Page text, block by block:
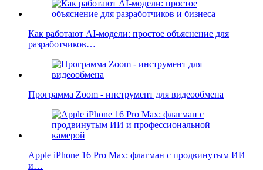
Как работают AI-модели: простое объяснение для
разработчиков…
Программа Zoom - инструмент для видеообмена
Apple iPhone 16 Pro Max: флагман с продвинутым ИИ
и…